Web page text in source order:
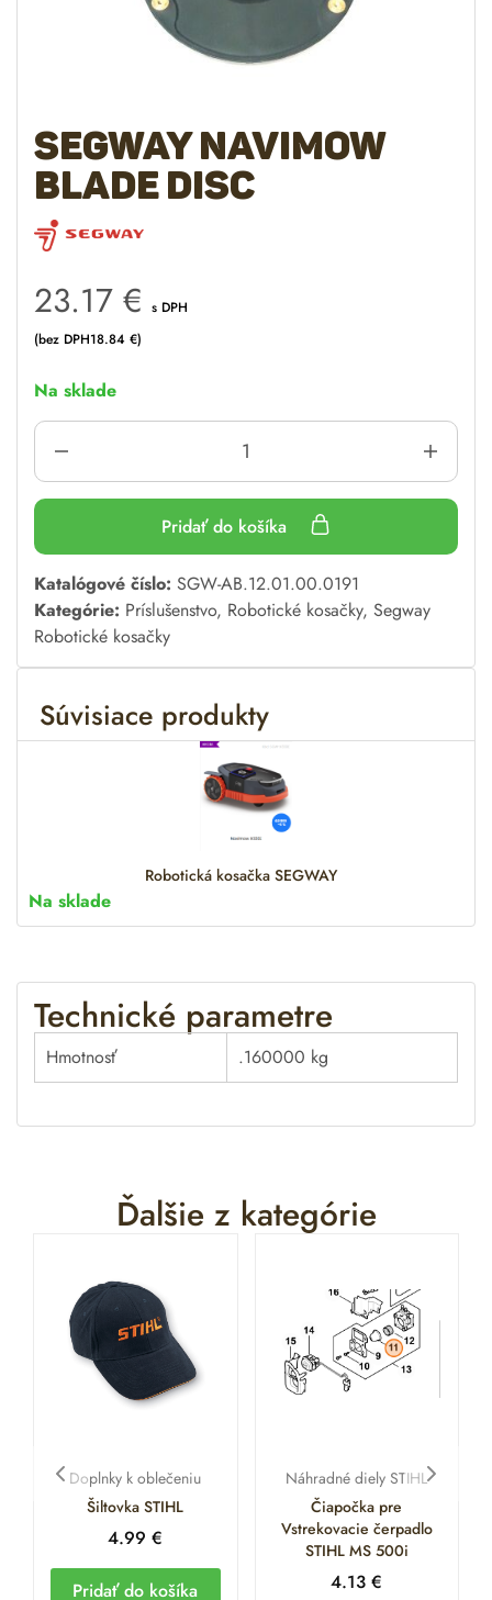
Segway Navimow
Blade disc
23.17 € s DPH
(bez DPH18.84 €)
Na sklade
Pridať do košíka
A
l
t
e
n
a
Katalógové číslo: SGW-AB.12.01.00.0191
Kategórie: Príslušenstvo, Robotické kosačky, Segway
Robotické kosačky
Súvisiace produkty
Robotická kosačka SEGWAY
Na sklade
Technické parametre
Hmotnosť .160000 kg
Ďalšie z kategórie
Doplnky k oblečeniu
Šiltovka STIHL
4.99€
Pridať do košíka
Náhradné diely STIHL
Čiapočka pre
Vstrekovacie čerpadlo
STIHL MS 500i
4.13€